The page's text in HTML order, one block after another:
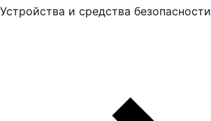
Устройства и средства безопасности